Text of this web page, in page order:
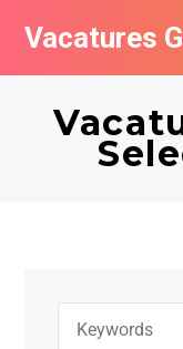
Vacatures
Vacatures bij
De populairste